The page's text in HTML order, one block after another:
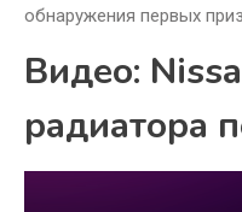
обнаружения первых
Видео:
радиатора